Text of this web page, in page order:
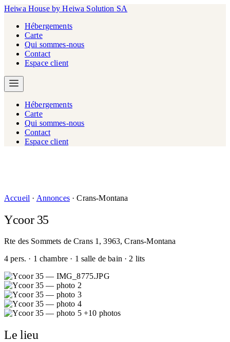
Heiwa House by Heiwa Solution SA
Hébergements
Carte
Qui sommes-nous
Contact
Espace client
Hébergements
Carte
Qui sommes-nous
Contact
Espace client
Accueil · Annonces · Crans-Montana
Ycoor 35
Rte des Sommets de Crans 1, 3963, Crans-Montana
4 pers. · 1 chambre · 1 salle de bain · 2 lits
+10 photos
Le lieu